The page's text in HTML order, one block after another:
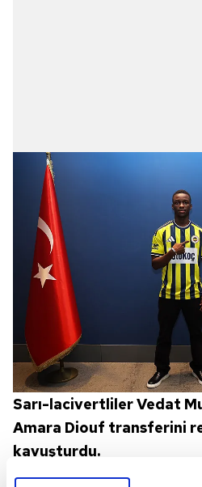
Sarı-lacivertliler Vedat
Amara Diouf transferini
kavuşturdu.